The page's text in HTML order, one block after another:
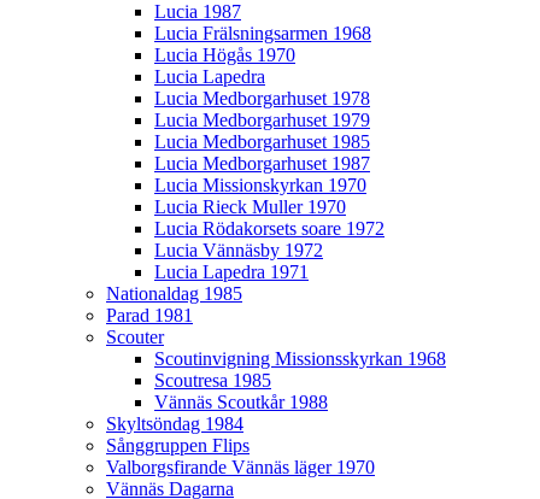
Lucia 1987
Lucia Frälsningsarmen 1968
Lucia Högås 1970
Lucia Lapedra
Lucia Medborgarhuset 1978
Lucia Medborgarhuset 1979
Lucia Medborgarhuset 1985
Lucia Medborgarhuset 1987
Lucia Missionskyrkan 1970
Lucia Rieck Muller 1970
Lucia Rödakorsets soare 1972
Lucia Vännäsby 1972
Lucia Lapedra 1971
Nationaldag 1985
Parad 1981
Scouter
Scoutinvigning Missionsskyrkan 1968
Scoutresa 1985
Vännäs Scoutkår 1988
Skyltsöndag 1984
Sånggruppen Flips
Valborgsfirande Vännäs läger 1970
Vännäs Dagarna